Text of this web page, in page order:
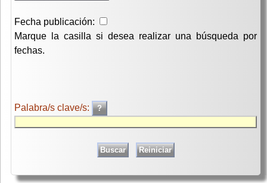
Fecha publicación:
Marque la casilla si desea realizar una búsqueda por
fechas.
Palabra/s clave/s: